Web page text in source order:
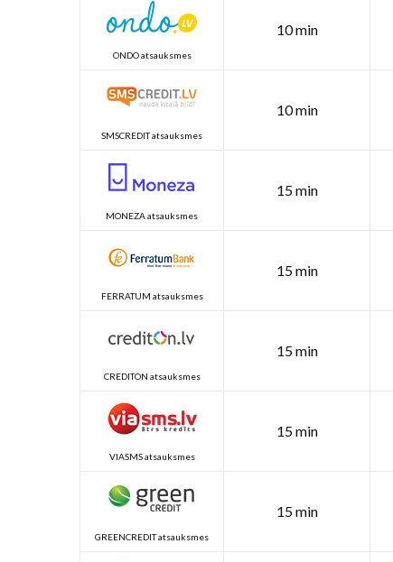
ONDO atsauksmes
10 min
SMSCREDIT atsauksmes
10 min
MONEZA atsauksmes
15 min
FERRATUM atsauksmes
15 min
CREDITON atsauksmes
15 min
VIASMS atsauksmes
15 min
GREENCREDIT atsauksmes
15 min